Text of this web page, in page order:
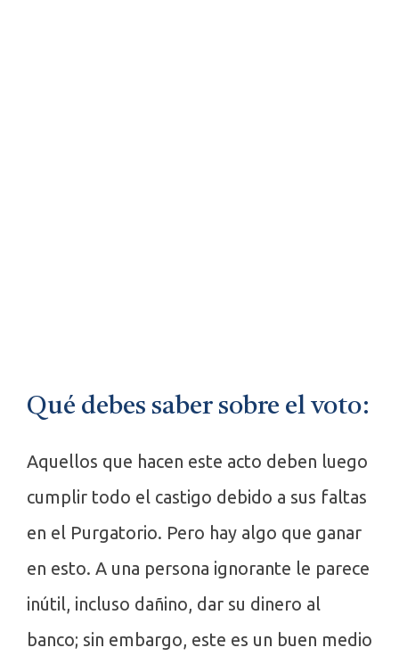
Qué debes saber sobre el voto:
Aquellos que hacen este acto deben luego
cumplir todo el castigo debido a sus faltas
en el Purgatorio. Pero hay algo que ganar
en esto. A una persona ignorante le parece
inútil, incluso dañino, dar su dinero al
banco; sin embargo, este es un buen medio